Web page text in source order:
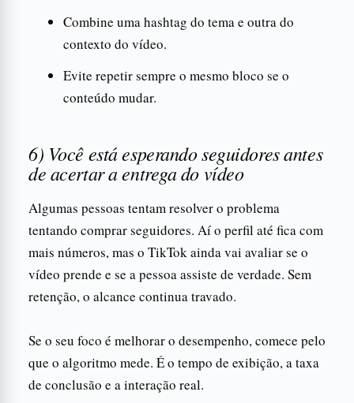
Combine uma hashtag do tema e outra do
contexto do vídeo.
Evite repetir sempre o mesmo bloco se o
conteúdo mudar.
6) Você está esperando seguidores antes
de acertar a entrega do vídeo
Algumas pessoas tentam resolver o problema
tentando comprar seguidores. Aí o perfil até fica com
mais números, mas o TikTok ainda vai avaliar se o
vídeo prende e se a pessoa assiste de verdade. Sem
retenção, o alcance continua travado.
Se o seu foco é melhorar o desempenho, comece pelo
que o algoritmo mede. É o tempo de exibição, a taxa
de conclusão e a interação real.